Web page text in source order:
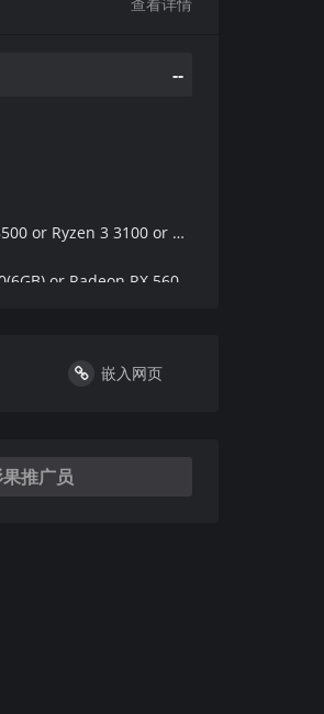
--
or Ryzen 3 3100 or better
or Radeon RX 5600XT(6GB)
嵌入网页
推广员